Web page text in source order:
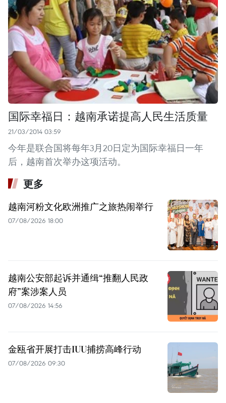
国际幸福日：越南承诺提高人民生活质量
21/03/2014 03:59
今年是联合国将每年3月20日定为国际幸福日一年
后，越南首次举办这项活动。
更多
越南河粉文化欧洲推广之旅热闹举行
07/08/2026 18:00
越南公安部起诉并通缉“推翻人民政
府”案涉案人员
07/08/2026 14:56
金瓯省开展打击IUU捕捞高峰行动
07/08/2026 09:30